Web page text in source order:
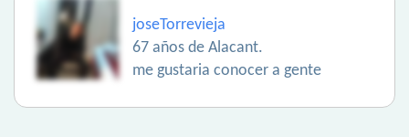
joseTorrevieja
67 años de Alacant.
me gustaria conocer a gente